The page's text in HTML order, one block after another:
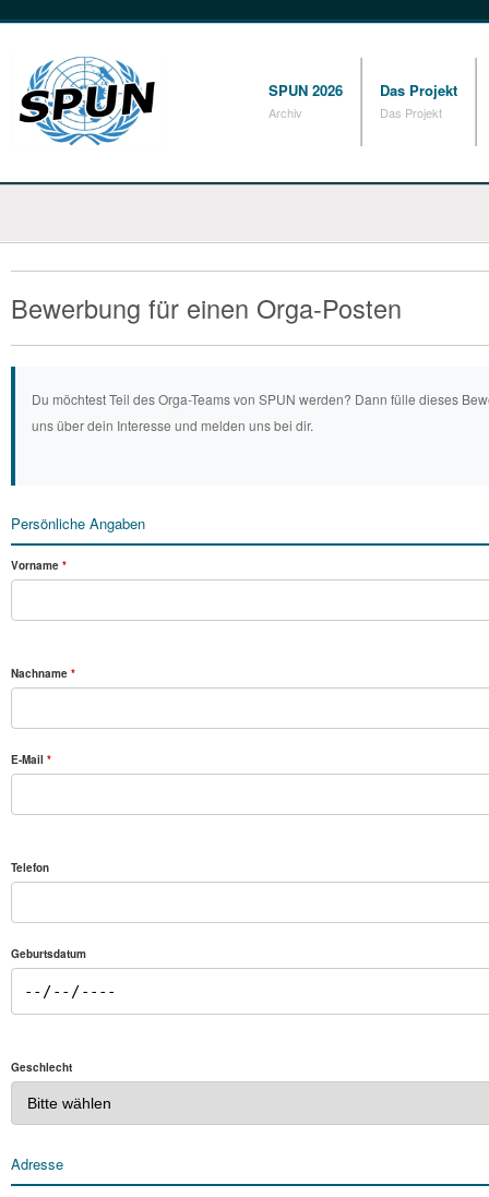
SPUN 2026
Archiv
Das Projekt
Das Projekt
Bewerbung für einen Orga-Posten
Du möchtest Teil des Orga-Teams von SPUN werden? Dann fülle dieses
uns über dein Interesse und melden uns bei dir.
Persönliche Angaben
Vorname *
Nachname *
E-Mail *
Telefon
Geburtsdatum
Geschlecht
Adresse